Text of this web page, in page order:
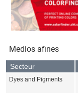
Medios afines
Secteur
Dyes and Pigments